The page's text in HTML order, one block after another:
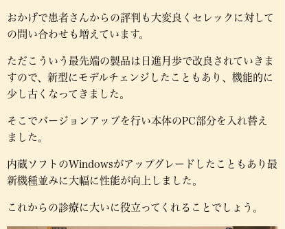
おかげで患者さんからの評判も大変良くセレックに対して
の問い合わせも増えています。
ただこういう最先端の製品は日進月歩で改良されていきま
すので、新型にモデルチェンジしたこともあり、機能的に
少し古くなってきました。
そこでバージョンアップを行い本体のPC部分を入れ替え
ました。
内蔵ソフトのWindowsがアップグレードしたこともあり最
新機種並みに大幅に性能が向上しました。
これからの診療に大いに役立ってくれることでしょう。